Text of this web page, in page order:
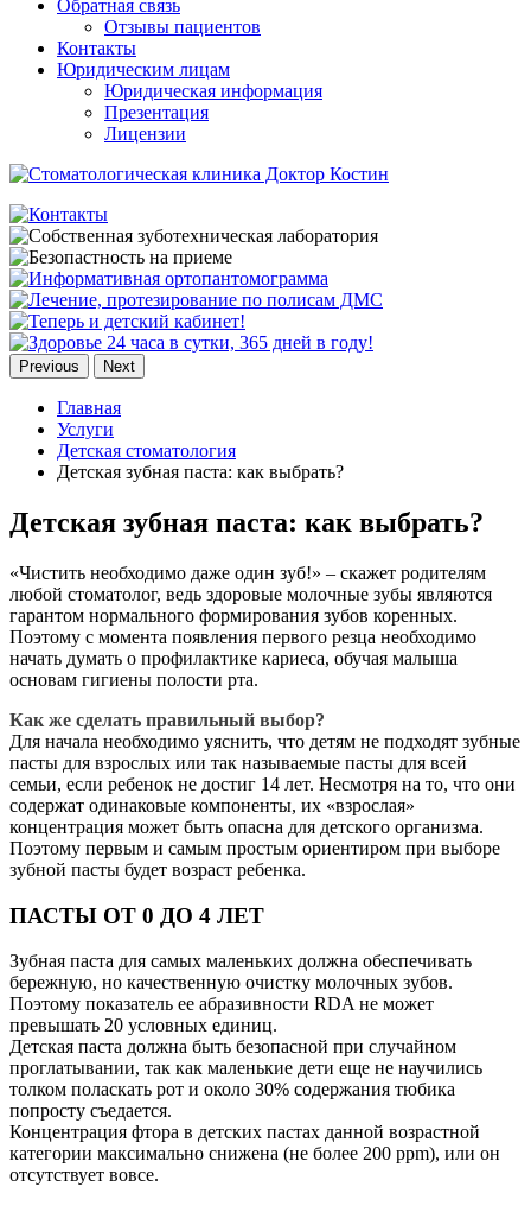
Обратная связь
Отзывы пациентов
Контакты
Юридическим лицам
Юридическая информация
Презентация
Лицензии
Previous Next
Главная
Услуги
Детская стоматология
Детская зубная паста: как выбрать?
Детская зубная паста: как выбрать?
«Чистить необходимо даже один зуб!» – скажет родителям
любой стоматолог, ведь здоровые молочные зубы являются
гарантом нормального формирования зубов коренных.
Поэтому с момента появления первого резца необходимо
начать думать о профилактике кариеса, обучая малыша
основам гигиены полости рта.
Как же сделать правильный выбор?
Для начала необходимо уяснить, что детям не подходят зубные
пасты для взрослых или так называемые пасты для всей
семьи, если ребенок не достиг 14 лет. Несмотря на то, что они
содержат одинаковые компоненты, их «взрослая»
концентрация может быть опасна для детского организма.
Поэтому первым и самым простым ориентиром при выборе
зубной пасты будет возраст ребенка.
ПАСТЫ ОТ 0 ДО 4 ЛЕТ
Зубная паста для самых маленьких должна обеспечивать
бережную, но качественную очистку молочных зубов.
Поэтому показатель ее абразивности RDA не может
превышать 20 условных единиц.
Детская паста должна быть безопасной при случайном
проглатывании, так как маленькие дети еще не научились
толком поласкать рот и около 30% содержания тюбика
попросту съедается.
Концентрация фтора в детских пастах данной возрастной
категории максимально снижена (не более 200 ppm), или он
отсутствует вовсе.